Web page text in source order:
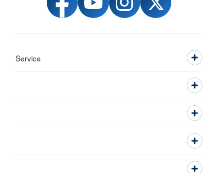
Service